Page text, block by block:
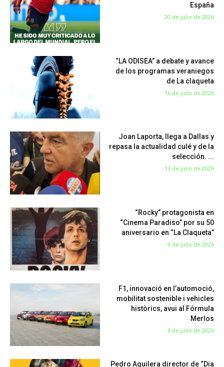
España
20 de julio de 2026
“LA ODISEA” a debate y avance
de los programas veraniegos
de La claqueta
16 de julio de 2026
Joan Laporta, llega a Dallas y
repasa la actualidad culé y de la
selección. ...
13 de julio de 2026
“Rocky” protagonista en
“Cinema Paradiso” por su 50
aniversario en “La Claqueta”
9 de julio de 2026
F1, innovació en l’automoció,
mobilitat sostenible i vehicles
històrics, avui al Fórmula
Merlos
6 de julio de 2026
Pedro Aguilera director de “Dia